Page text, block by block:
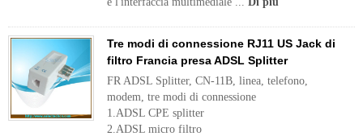
Tre modi di connessione RJ11 US Jack di
filtro Francia presa ADSL Splitter
FR ADSL Splitter, CN-11B, linea, telefono,
modem, tre modi di connessione
1.ADSL CPE splitter
2.ADSL micro filtro